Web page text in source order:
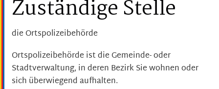
Zuständige Stelle
die Ortspolizeibehörde
Ortspolizeibehörde ist die Gemeinde- oder
Stadtverwaltung, in deren Bezirk Sie wohnen oder
sich überwiegend aufhalten.